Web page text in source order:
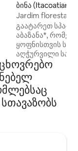
ბინა (Itacoatiara)
Jardim florestal
Imersão
გაატარეთ
აბაზანა*,
ყოფნისთვის
აღჭურვილი
ყველაფერი
საწოლის სრული
ყველაფერს
კომფორტულს